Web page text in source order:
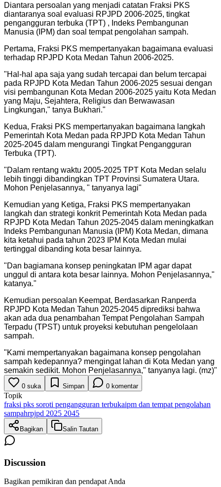
Diantara persoalan yang menjadi catatan Fraksi PKS
diantaranya soal evaluasi RPJPD 2006-2025, tingkat
pengangguran terbuka (TPT) , Indeks Pembangunan
Manusia (IPM) dan soal tempat pengolahan sampah.
Pertama, Fraksi PKS mempertanyakan bagaimana evaluasi
terhadap RPJPD Kota Medan Tahun 2006-2025.
"Hal-hal apa saja yang sudah tercapai dan belum tercapai
pada RPJPD Kota Medan Tahun 2006-2025 sesuai dengan
visi pembangunan Kota Medan 2006-2025 yaitu Kota Medan
yang Maju, Sejahtera, Religius dan Berwawasan
Lingkungan," tanya Bukhari."
Kedua, Fraksi PKS mempertanyakan bagaimana langkah
Pemerintah Kota Medan pada RPJPD Kota Medan Tahun
2025-2045 dalam mengurangi Tingkat Pengangguran
Terbuka (TPT).
"Dalam rentang waktu 2005-2025 TPT Kota Medan selalu
lebih tinggi dibandingkan TPT Provinsi Sumatera Utara.
Mohon Penjelasannya, " tanyanya lagi"
Kemudian yang Ketiga, Fraksi PKS mempertanyakan
langkah dan strategi konkrit Pemerintah Kota Medan pada
RPJPD Kota Medan Tahun 2025-2045 dalam meningkatkan
Indeks Pembangunan Manusia (IPM) Kota Medan, dimana
kita ketahui pada tahun 2023 IPM Kota Medan mulai
tertinggal dibanding kota besar lainnya.
"Dan bagiamana konsep peningkatan IPM agar dapat
unggul di antara kota besar lainnya. Mohon Penjelasannya,"
katanya."
Kemudian persoalan Keempat, Berdasarkan Ranperda
RPJPD Kota Medan Tahun 2025-2045 diprediksi bahwa
akan ada dua penambahan Tempat Pengolahan Sampah
Terpadu (TPST) untuk proyeksi kebutuhan pengelolaan
sampah.
"Kami mempertanyakan bagaimana konsep pengolahan
sampah kedepannya? mengingat lahan di Kota Medan yang
semakin sedikit. Mohon Penjelasannya," tanyanya lagi. (mz)"
0 suka Simpan 0 komentar
Topik
fraksi pks soroti pengangguran terbukaipm dan tempat pengolahan
sampahrpjpd 2025 2045
Bagikan Salin Tautan
Discussion
Bagikan pemikiran dan pendapat Anda